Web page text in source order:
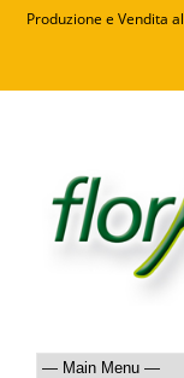
Produzione e Vendita